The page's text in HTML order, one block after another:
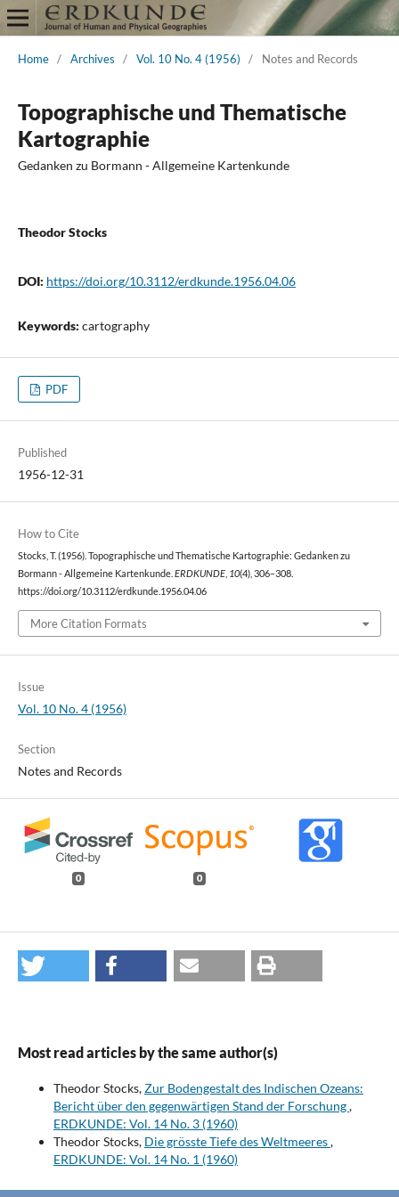
Home / Archives / Vol. 10 No. 4 (1956) / Notes and Records
Topographische und Thematische
Kartographie
Gedanken zu Bormann - Allgemeine Kartenkunde
Theodor Stocks
DOI: https://doi.org/10.3112/erdkunde.1956.04.06
Keywords: cartography
PDF
Published
1956-12-31
How to Cite
Stocks, T. (1956). Topographische und Thematische Kartographie: Gedanken zu
Bormann - Allgemeine Kartenkunde. ERDKUNDE, 10(4), 306–308.
https://doi.org/10.3112/erdkunde.1956.04.06
More Citation Formats
Issue
Vol. 10 No. 4 (1956)
Section
Notes and Records
0 0
Most read articles by the same author(s)
Theodor Stocks,Zur Bodengestalt des Indischen Ozeans:
Bericht über den gegenwärtigen Stand der Forschung,
ERDKUNDE: Vol. 14 No. 3 (1960)
Theodor Stocks, Die grösste Tiefe des Weltmeeres,
ERDKUNDE: Vol. 14 No. 1 (1960)